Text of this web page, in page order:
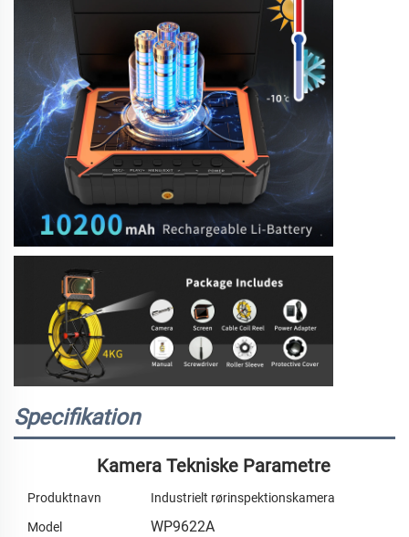
Specifikation
Kamera Tekniske Parametre
Produktnavn
Industrielt rørinspektionskamera
Model
WP9622A